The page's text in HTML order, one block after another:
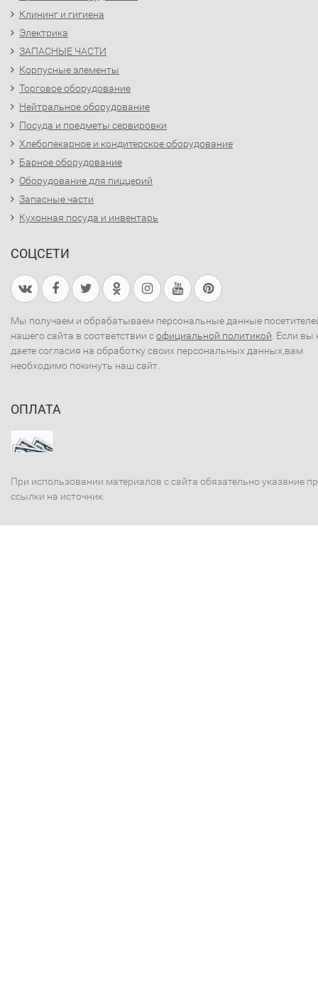
Клининг и гигиена
Электрика
ЗАПАСНЫЕ ЧАСТИ
Корпусные элементы
Торговое оборудование
Нейтральное оборудование
Посуда и предметы сервировки
Хлебопекарное и кондитерское оборудование
Барное оборудование
Оборудование для пиццерий
Запасные части
Кухонная посуда и инвентарь
СОЦСЕТИ
Мы получаем и обрабатываем персональные данные
нашего сайта в соответствии софициальной политикой . Если вы
даете согласия на обработку своих персональных данных,вам
необходимо покинуть наш сайт.
ОПЛАТА
При использовании материалов с сайта обязательно указание
ссылки на источник.